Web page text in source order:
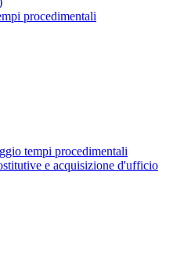
procedimentali
tempi procedimentali
e acquisizione d'ufficio